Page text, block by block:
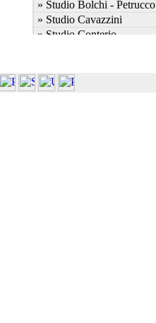
» Studio Bolchi - Petrucco
» Studio Cavazzini
» Studio Conterio